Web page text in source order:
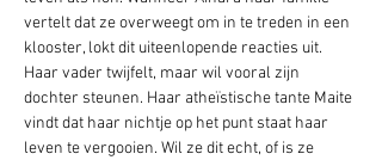
vertelt dat ze overweegt om in te treden in een
klooster, lokt dit uiteenlopende reacties uit.
Haar vader twijfelt, maar wil vooral zijn
dochter steunen. Haar atheïstische tante Maite
vindt dat haar nichtje op het punt staat haar
leven te vergooien. Wil ze dit echt, of is ze